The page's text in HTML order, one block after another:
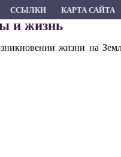
ССЫЛКИ КАРТА САЙТА
и жизнь
жизни на